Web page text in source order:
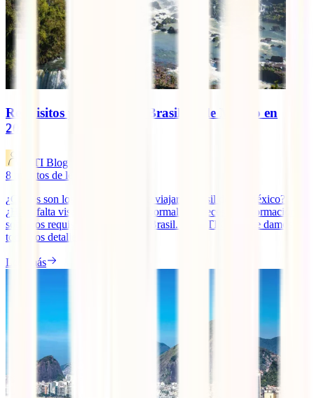
Requisitos para viajar a Brasil desde México en
2025
IATI Blog
8
minutos de lectura
¿Cuáles son los documentos para viajar a Brasil desde México?
¿Hace falta visado? Es más que normal que necesites información
sobre los requisitos para viajar a Brasil. En IATI Global te damos
todos los detalles.
Leer más